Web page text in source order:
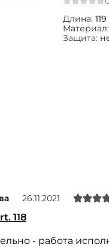
Длина:
Материал:
Защита:
26.11.2021
118
- работа